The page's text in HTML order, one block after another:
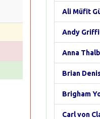
Ali Müfit
Andy
Anna
Brian
Brigham
Carl von